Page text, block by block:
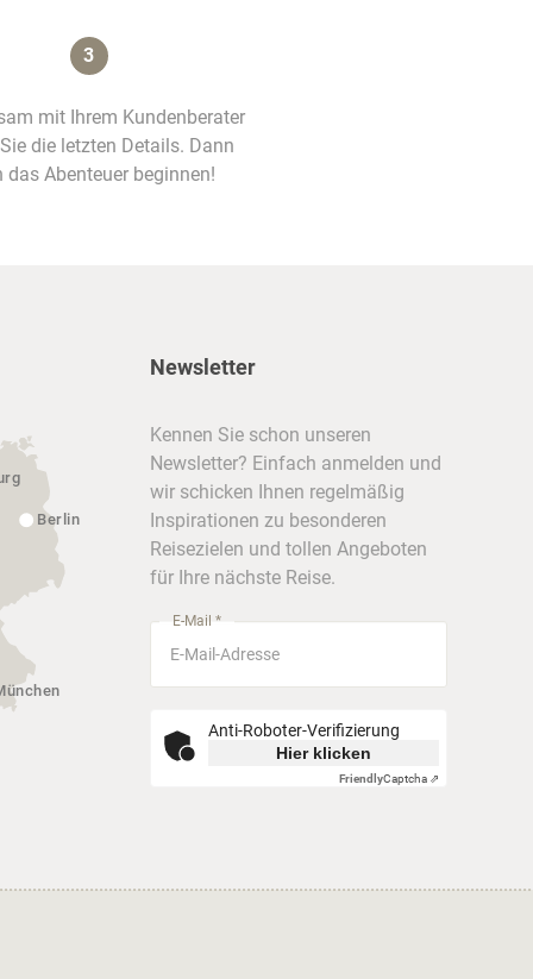
3
mit Ihrem Kundenberater
die letzten Details. Dann
das Abenteuer beginnen!
Berlin
Newsletter
Kennen Sie schon unseren
Newsletter? Einfach anmelden und
wir schicken Ihnen regelmäßig
Inspirationen zu besonderen
Reisezielen und tollen Angeboten
für Ihre nächste Reise.
E-Mail *
Anti-Roboter-Verifizierung
Hier klicken
FriendlyCaptcha ⇗